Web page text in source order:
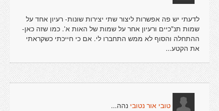
לדעתי יש פה אפשרות ליצור שתי יצירות שונות- רעיון אחד על
שמות תנ"כיים ורעיון אחר על שמות של האות א'. כמו שזה כאן-
ההתחלה והסוף לא ממש התחברו לי. אם כי חייכתי כשקראתי
את הקטע...
טובי אור נטובי נהה...